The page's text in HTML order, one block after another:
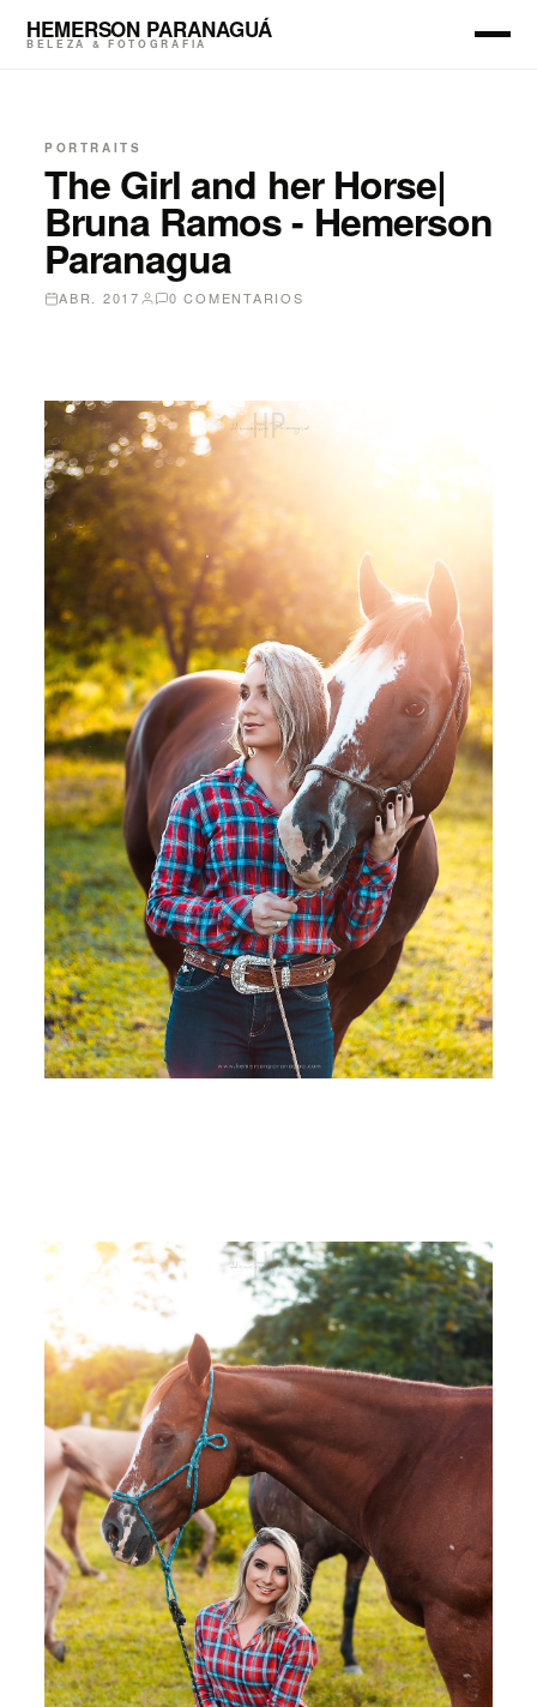
HEMERSON PARANAGUÁ
BELEZA & FOTOGRAFIA
PORTRAITS
The Girl and her Horse|
Bruna Ramos - Hemerson
Paranagua
ABR. 2017 0 COMENTARIOS